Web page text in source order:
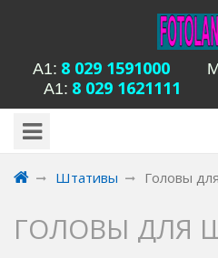
А1: 8 029 1591000
А1: 8 029 1621111
Время работы магазина
20-00, сб с 13-00 до 18-00,
Штативы Головы
ГОЛОВЫ ДЛЯ